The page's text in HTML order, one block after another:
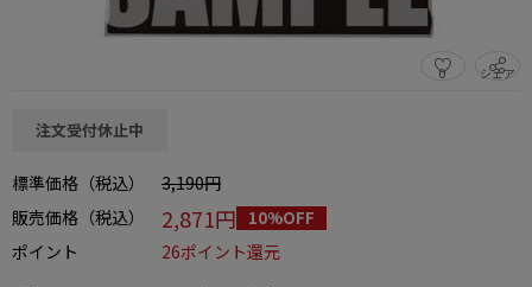
0 シェア
この商品をシェアする
注文受付休止中
標準価格（税込）
3,190円
販売価格（税込）
2,871円 10%OFF
ポイント
26ポイント還元